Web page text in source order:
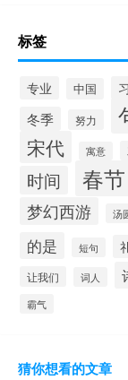
标签
专业 中国
冬季 努力
宋代 寓意
时间 春节
梦幻西游 汤
的是 短句
让我们 词人
霸气
猜你想看的文章